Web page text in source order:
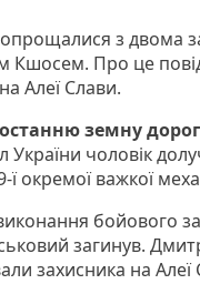
з двома
Кшосем. Про це
Алеї Слави.
земну
чоловік
ї окремої важкої
бойового
загинув.
захисника на Алеї